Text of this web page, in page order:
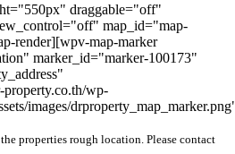
draggable="off"
map_id="map-
render][wpv-map-marker
marker_id="marker-100173"
wp-
images/
properties rough location. Please contact